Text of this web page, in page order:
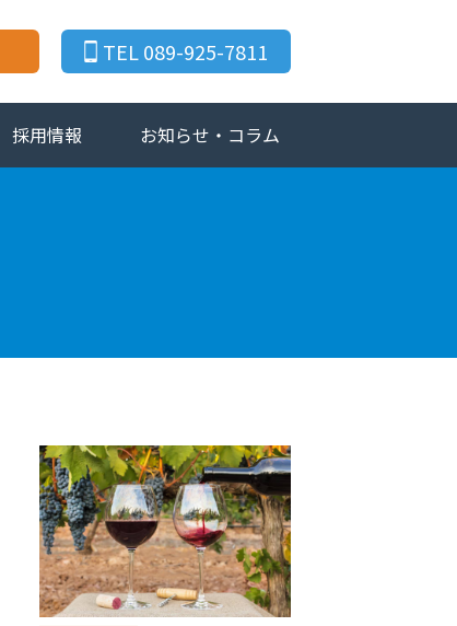
TEL 089-925-7811
採用情報 お知らせ・コラム